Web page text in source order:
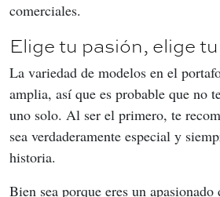
comerciales.
Elige tu pasión, elige
La variedad de modelos en el
amplia, así que es probable que no
uno solo. Al ser el primero, te
sea verdaderamente especial y
historia.
Bien sea porque eres un